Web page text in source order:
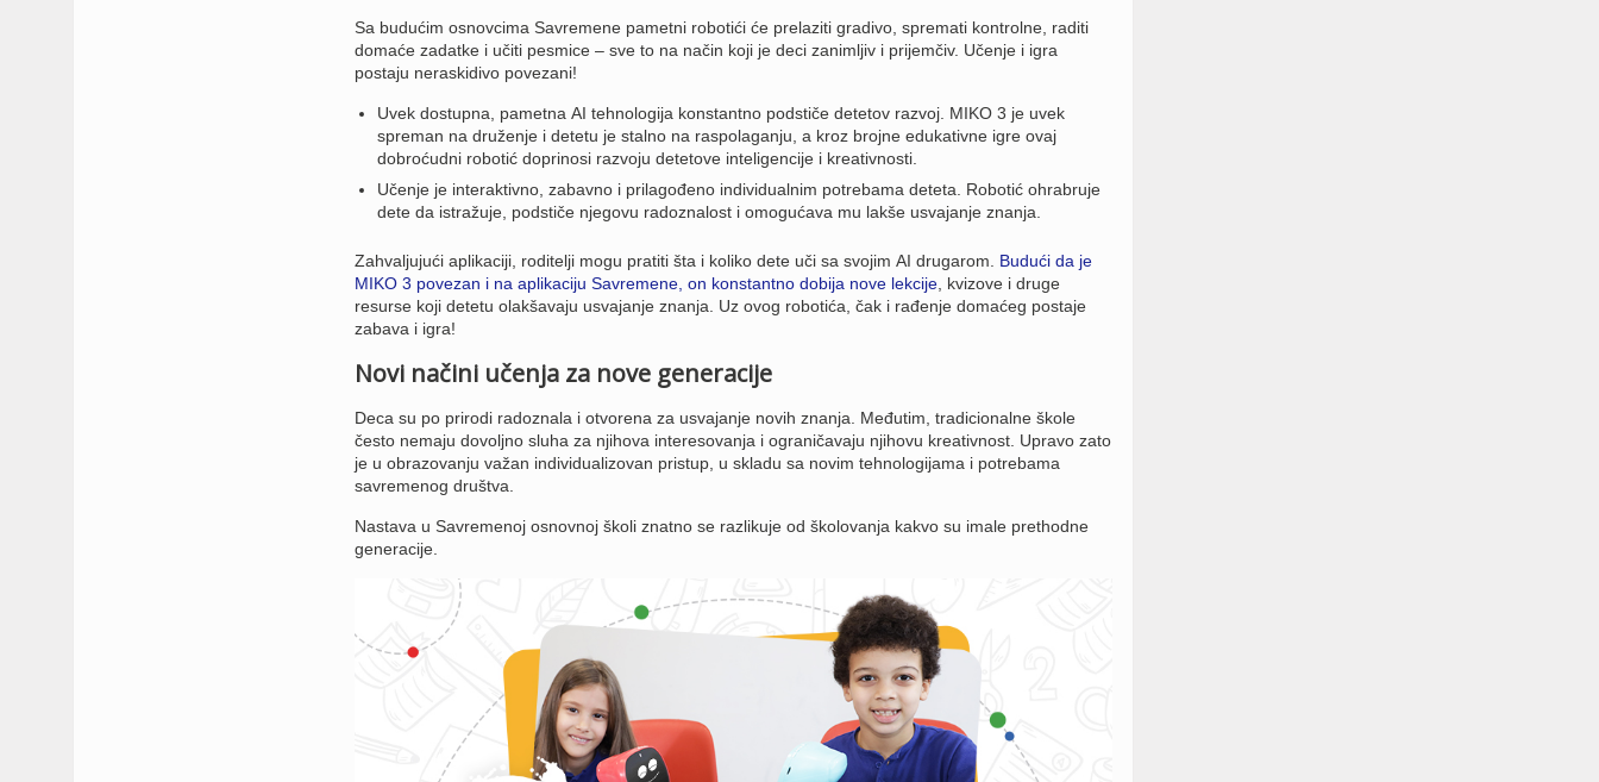
Sa budućim osnovcima Savremene pametni robotići će prelaziti gradivo, spremati kontrolne, raditi
domaće zadatke i učiti pesmice – sve to na način koji je deci zanimljiv i prijemčiv. Učenje i igra
postaju neraskidivo povezani!
Uvek dostupna, pametna AI tehnologija konstantno podstiče detetov razvoj. MIKO 3 je uvek
spreman na druženje i detetu je stalno na raspolaganju, a kroz brojne edukativne igre ovaj
dobroćudni robotić doprinosi razvoju detetove inteligencije i kreativnosti.
Učenje je interaktivno, zabavno i prilagođeno individualnim potrebama deteta. Robotić ohrabruje
dete da istražuje, podstiče njegovu radoznalost i omogućava mu lakše usvajanje znanja.
Zahvaljujući aplikaciji, roditelji mogu pratiti šta i koliko dete uči sa svojim AI drugarom. Budući da je
MIKO 3 povezan i na aplikaciju Savremene, on konstantno dobija nove lekcije, kvizove i druge
resurse koji detetu olakšavaju usvajanje znanja. Uz ovog robotića, čak i rađenje domaćeg postaje
zabava i igra!
Novi načini učenja za nove generacije
Deca su po prirodi radoznala i otvorena za usvajanje novih znanja. Međutim, tradicionalne škole
često nemaju dovoljno sluha za njihova interesovanja i ograničavaju njihovu kreativnost. Upravo zato
je u obrazovanju važan individualizovan pristup, u skladu sa novim tehnologijama i potrebama
savremenog društva.
Nastava u Savremenoj osnovnoj školi znatno se razlikuje od školovanja kakvo su imale prethodne
generacije.